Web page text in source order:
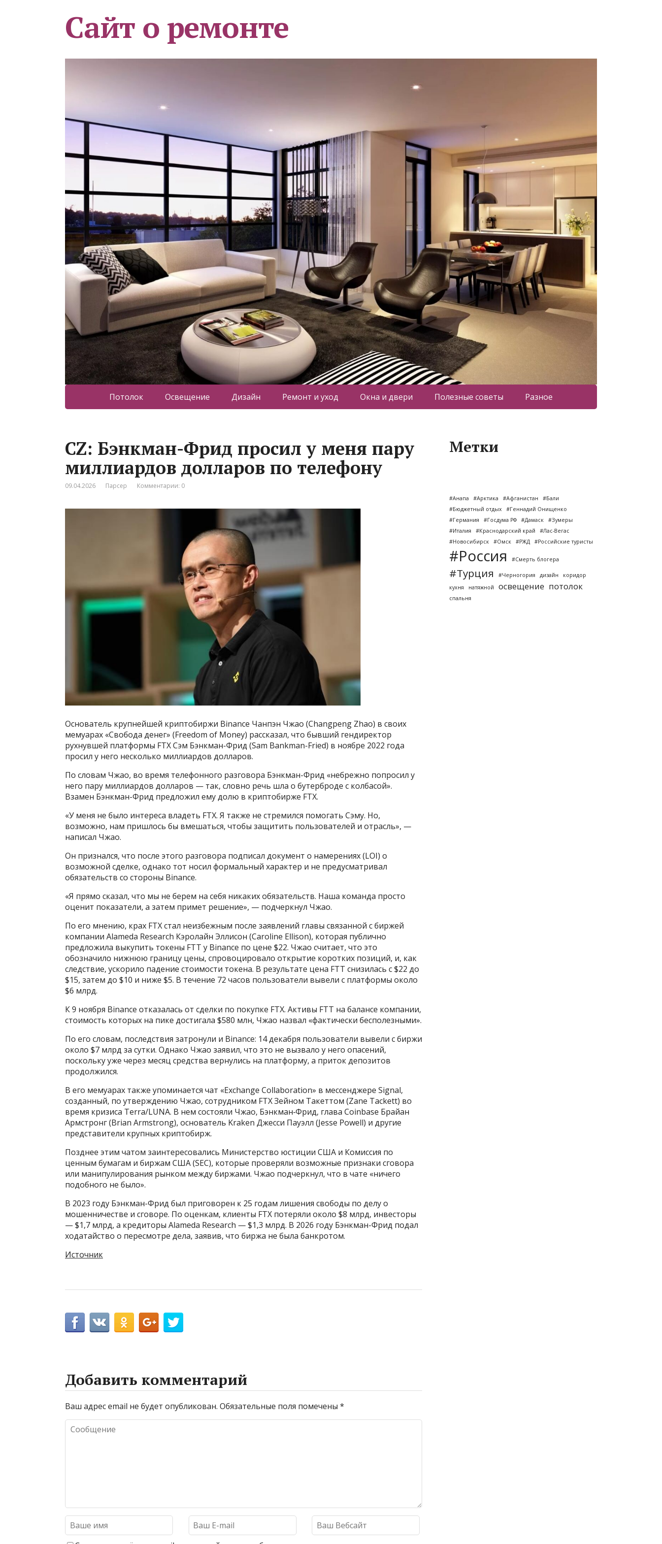
Сайт о ремонте
Потолок Освещение Дизайн Ремонт и уход Окна и двери Полезные советы Разное
CZ: Бэнкман-Фрид просил у меня пару
миллиардов долларов по телефону
09.04.2026 Парсер Комментарии: 0
Основатель крупнейшей криптобиржи Binance Чанпэн Чжао (Changpeng Zhao) в своих
мемуарах «Свобода денег» (Freedom of Money) рассказал, что бывший гендиректор
рухнувшей платформы FTX Сэм Бэнкман-Фрид (Sam Bankman-Fried) в ноябре 2022 года
просил у него несколько миллиардов долларов.
По словам Чжао, во время телефонного разговора Бэнкман-Фрид «небрежно попросил у
него пару миллиардов долларов — так, словно речь шла о бутерброде с колбасой».
Взамен Бэнкман-Фрид предложил ему долю в криптобирже FTX.
«У меня не было интереса владеть FTX. Я также не стремился помогать Сэму. Но,
возможно, нам пришлось бы вмешаться, чтобы защитить пользователей и отрасль», —
написал Чжао.
Он признался, что после этого разговора подписал документ о намерениях (LOI) о
возможной сделке, однако тот носил формальный характер и не предусматривал
обязательств со стороны Binance.
«Я прямо сказал, что мы не берем на себя никаких обязательств. Наша команда просто
оценит показатели, а затем примет решение», — подчеркнул Чжао.
По его мнению, крах FTX стал неизбежным после заявлений главы связанной с биржей
компании Alameda Research Кэролайн Эллисон (Caroline Ellison), которая публично
предложила выкупить токены FTT у Binance по цене $22. Чжао считает, что это
обозначило нижнюю границу цены, спровоцировало открытие коротких позиций, и, как
следствие, ускорило падение стоимости токена. В результате цена FTT снизилась с $22 до
$15, затем до $10 и ниже $5. В течение 72 часов пользователи вывели с платформы около
$6 млрд.
К 9 ноября Binance отказалась от сделки по покупке FTX. Активы FTT на балансе компании,
стоимость которых на пике достигала $580 млн, Чжао назвал «фактически бесполезными».
По его словам, последствия затронули и Binance: 14 декабря пользователи вывели с биржи
около $7 млрд за сутки. Однако Чжао заявил, что это не вызвало у него опасений,
поскольку уже через месяц средства вернулись на платформу, а приток депозитов
продолжился.
В его мемуарах также упоминается чат «Exchange Collaboration» в мессенджере Signal,
созданный, по утверждению Чжао, сотрудником FTX Зейном Такеттом (Zane Tackett) во
время кризиса Terra/LUNA. В нем состояли Чжао, Бэнкман‑Фрид, глава Coinbase Брайан
Армстронг (Brian Armstrong), основатель Kraken Джесси Пауэлл (Jesse Powell) и другие
представители крупных криптобирж.
Позднее этим чатом заинтересовались Министерство юстиции США и Комиссия по
ценным бумагам и биржам США (SEC), которые проверяли возможные признаки сговора
или манипулирования рынком между биржами. Чжао подчеркнул, что в чате «ничего
подобного не было».
В 2023 году Бэнкман-Фрид был приговорен к 25 годам лишения свободы по делу о
мошенничестве и сговоре. По оценкам, клиенты FTX потеряли около $8 млрд, инвесторы
— $1,7 млрд, а кредиторы Alameda Research — $1,3 млрд. В 2026 году Бэнкман-Фрид подал
ходатайство о пересмотре дела, заявив, что биржа не была банкротом.
Источник
Добавить комментарий
Ваш адрес email не будет опубликован. Обязательные поля помечены *
Метки
#Анапа #Арктика #Афганистан
#Бали
#Бюджетный отдых
#Геннадий Онищенко
#Германия
#Госдума РФ #Дамаск
#Зумеры
#Италия
#Краснодарский край
#Лас-Вегас
#Новосибирск
#Омск #РЖД #Российские туристы
#Россия #Смерть блогера
#Турция #Черногория дизайн
коридор
кухня
натяжной освещение потолок
спальня